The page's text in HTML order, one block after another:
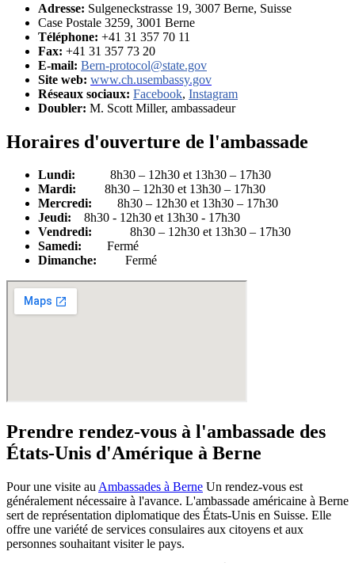
Adresse: Sulgeneckstrasse 19, 3007 Berne, Suisse
Case Postale 3259, 3001 Berne
Téléphone: +41 31 357 70 11
Fax: +41 31 357 73 20
E-mail: Bern-protocol@state.gov
Site web: www.ch.usembassy.gov
Réseaux sociaux: Facebook, Instagram
Doubler: M. Scott Miller, ambassadeur
Horaires d'ouverture de l'ambassade
Lundi: 8h30 – 12h30 et 13h30 – 17h30
Mardi: 8h30 – 12h30 et 13h30 – 17h30
Mercredi: 8h30 – 12h30 et 13h30 – 17h30
Jeudi: 8h30 - 12h30 et 13h30 - 17h30
Vendredi: 8h30 – 12h30 et 13h30 – 17h30
Samedi: Fermé
Dimanche: Fermé
Prendre rendez-vous à l'ambassade des
États-Unis d'Amérique à Berne
Pour une visite au Ambassades à Berne Un rendez-vous est
généralement nécessaire à l'avance. L'ambassade américaine à Berne
sert de représentation diplomatique des États-Unis en Suisse. Elle
offre une variété de services consulaires aux citoyens et aux
personnes souhaitant visiter le pays.